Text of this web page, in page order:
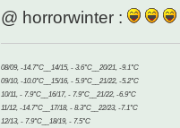
@ horrorwinter :
08/09, -14.7°C__14/15, - 3.6°C__20/21, -9.1°C
09/10, -10.0°C__15/16, - 5.9°C__21/22, -5.2°C
10/11, - 7.9°C__16/17, - 7.9°C__21/22, -6.9°C
11/12, -14.7°C__17/18, - 8.3°C__22/23, -7.1°C
12/13, - 7.9°C__18/19, - 7.5°C